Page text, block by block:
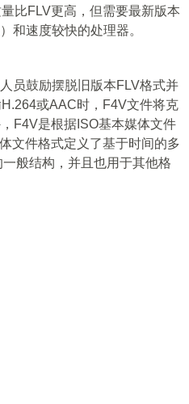
比FLV更高，但需要最新版本
和速度较快的处理器。
员鼓励摆脱旧版本FLV格式并
或AAC时，F4V文件将克
F4V是根据ISO基本媒体文件
文件格式定义了基于时间的多
般结构，并且也用于其他格